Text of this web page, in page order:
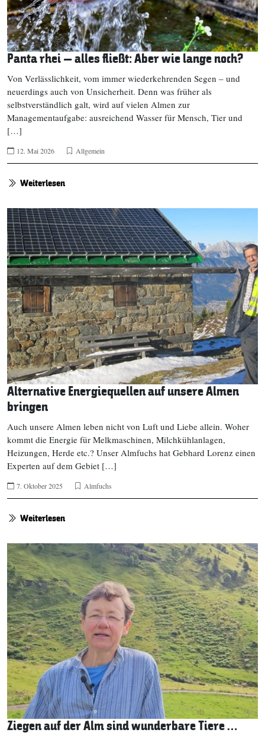
Panta rhei – alles fließt: Aber wie lange noch?
Von Verlässlichkeit, vom immer wiederkehrenden Segen – und
neuerdings auch von Unsicherheit. Denn was früher als
selbstverständlich galt, wird auf vielen Almen zur
Managementaufgabe: ausreichend Wasser für Mensch, Tier und
[…]
12. Mai 2026 Allgemein
Weiterlesen
Alternative Energiequellen auf unsere Almen
bringen
Auch unsere Almen leben nicht von Luft und Liebe allein. Woher
kommt die Energie für Melkmaschinen, Milchkühlanlagen,
Heizungen, Herde etc.? Unser Almfuchs hat Gebhard Lorenz einen
Experten auf dem Gebiet […]
7. Oktober 2025 Almfuchs
Weiterlesen
Ziegen auf der Alm sind wunderbare Tiere …